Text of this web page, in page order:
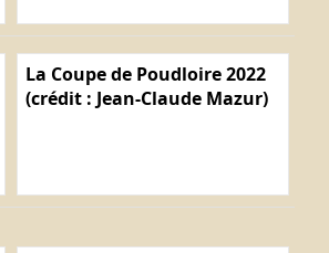
La Coupe de Poudloire 2022
(crédit : Jean-Claude Mazur)